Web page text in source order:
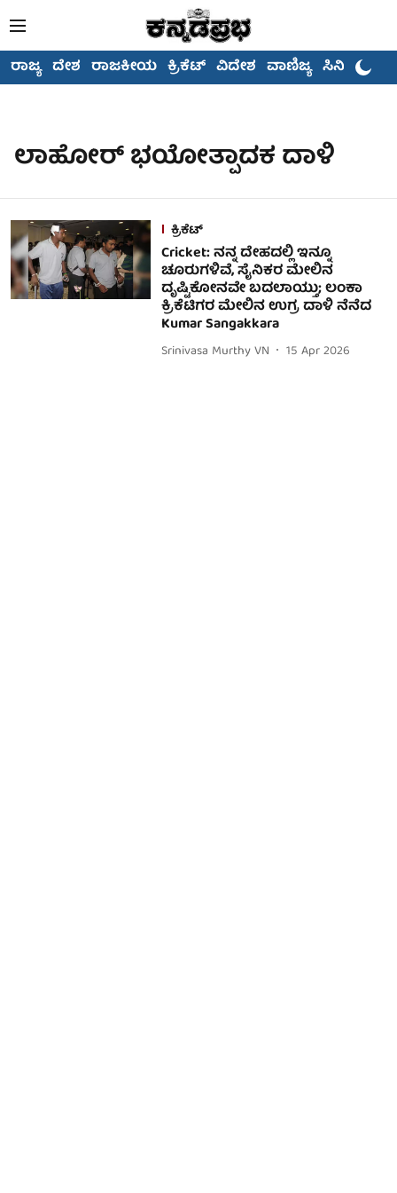
ರಾಜ್ಯ ದೇಶ ರಾಜಕೀಯ ಕ್ರಿಕೆಟ್ ವಿದೇಶ ವಾಣಿಜ್ಯ ಸಿನಿಮಾ
ಲಾಹೋರ್ ಭಯೋತ್ಪಾದಕ ದಾಳಿ
ಕ್ರಿಕೆಟ್
Cricket: ನನ್ನ ದೇಹದಲ್ಲಿ ಇನ್ನೂ
ಚೂರುಗಳಿವೆ, ಸೈನಿಕರ ಮೇಲಿನ
ದೃಷ್ಟಿಕೋನವೇ ಬದಲಾಯ್ತು; ಲಂಕಾ
ಕ್ರಿಕೆಟಿಗರ ಮೇಲಿನ ಉಗ್ರ ದಾಳಿ ನೆನೆದ
Kumar Sangakkara
Srinivasa Murthy VN 15 Apr 2026